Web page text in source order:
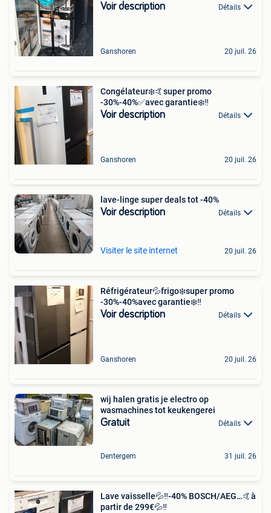
Voir description Détails
Ganshoren 20 juil. 26
Congélateur❄️🤙super promo
-30%-40%✅avec garantie❄️‼️
Voir description Détails
Ganshoren 20 juil. 26
lave-linge super deals tot -40%
Voir description Détails
Visiter le site internet 20 juil. 26
Réfrigérateur💦frigo❄️super promo
-30%-40%avec garantie❄️‼️
Voir description Détails
Ganshoren 20 juil. 26
wij halen gratis je electro op
wasmachines tot keukengerei
Gratuit Détails
Dentergem 31 juil. 26
Lave vaisselle💦‼️-40% BOSCH/AEG…🤙à
partir de 299€💦‼️